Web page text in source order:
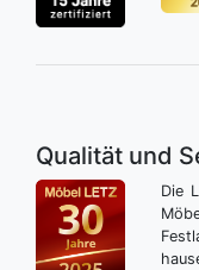
Qualität und
Die